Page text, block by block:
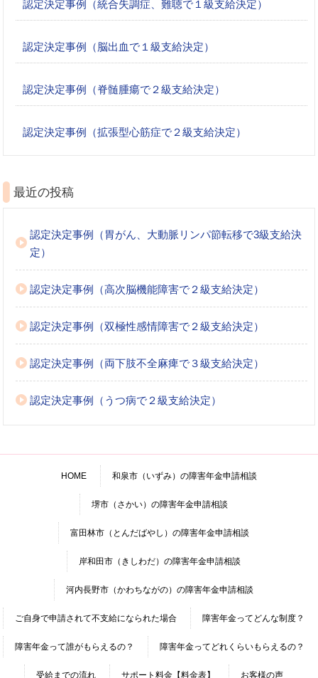
認定決定事例（統合失調症、難聴で１級支給決定）
認定決定事例（脳出血で１級支給決定）
認定決定事例（脊髄腫瘍で２級支給決定）
認定決定事例（拡張型心筋症で２級支給決定）
最近の投稿
認定決定事例（胃がん、大動脈リンパ節転移で3級支給決
定）
認定決定事例（高次脳機能障害で２級支給決定）
認定決定事例（双極性感情障害で２級支給決定）
認定決定事例（両下肢不全麻痺で３級支給決定）
認定決定事例（うつ病で２級支給決定）
HOME 和泉市（いずみ）の障害年金申請相談
堺市（さかい）の障害年金申請相談
富田林市（とんだばやし）の障害年金申請相談
岸和田市（きしわだ）の障害年金申請相談
河内長野市（かわちながの）の障害年金申請相談
ご自身で申請されて不支給になられた場合 障害年金ってどんな制度？
障害年金って誰がもらえるの？ 障害年金ってどれくらいもらえるの？
受給までの流れ サポート料金【料金表】 お客様の声